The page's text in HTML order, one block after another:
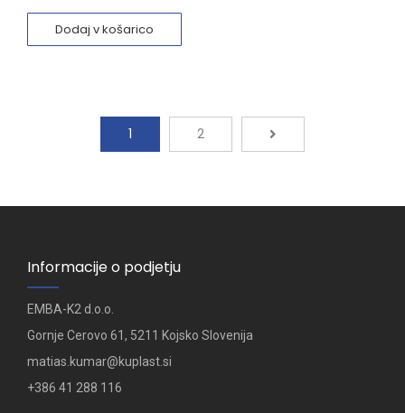
Dodaj v košarico
1 2
Informacije o podjetju
EMBA-K2 d.o.o.
Gornje Cerovo 61, 5211 Kojsko Slovenija
matias.kumar@kuplast.si
+386 41 288 116​